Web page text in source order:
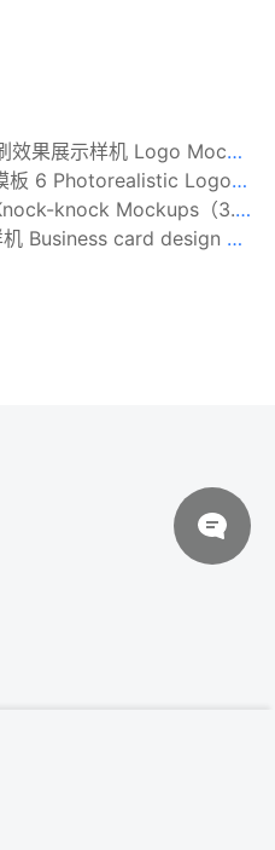
Mock-Up / Exclusive Paper Edition 1
Logo Mock-ups [PSD]
knock Mockups（3.36GB）
card design Mockup